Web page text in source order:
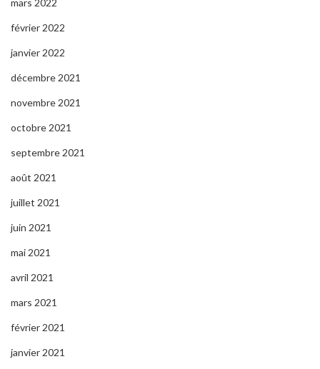
février 2022
janvier 2022
décembre 2021
novembre 2021
octobre 2021
septembre 2021
août 2021
juillet 2021
juin 2021
mai 2021
avril 2021
mars 2021
février 2021
janvier 2021